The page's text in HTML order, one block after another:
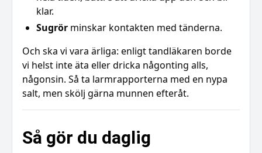
klar.
Sugrör minskar kontakten med tänderna.
Och ska vi vara ärliga: enligt tandläkaren borde
vi helst inte äta eller dricka någonting alls,
någonsin. Så ta larmrapporterna med en nypa
salt, men skölj gärna munnen efteråt.
Så gör du daglig